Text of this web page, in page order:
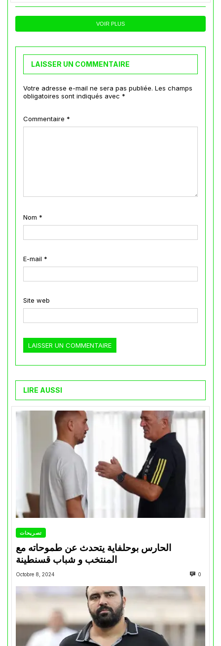
VOIR PLUS
LAISSER UN COMMENTAIRE
Votre adresse e-mail ne sera pas publiée. Les champs
obligatoires sont indiqués avec *
Commentaire *
Nom *
E-mail *
Site web
LIRE AUSSI
تصريحات
الحارس بوحلفاية يتحدث عن طموحاته مع
المنتخب و شباب قسنطينة
Octobre 8, 2024 0